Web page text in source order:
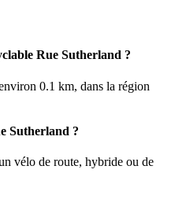
Rue Sutherland ?
0.1 km, dans la région
Sutherland ?
vélo de route, hybride ou de